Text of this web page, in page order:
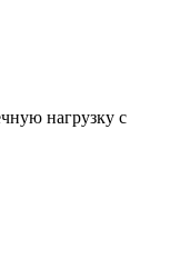
нагрузку с